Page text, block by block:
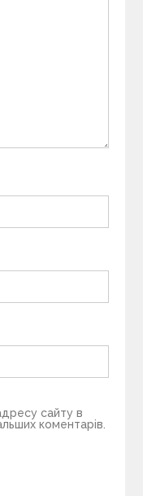
сайту в
коментарів.